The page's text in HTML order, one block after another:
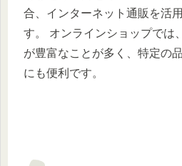
合、インターネット通販を活
す。 オンラインショップでは
が豊富なことが多く、特定の
にも便利です。